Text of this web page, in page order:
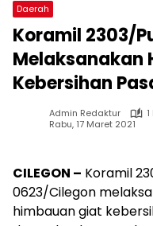
World,
Headlines,
News
Today
Daerah
Koramil 2303/
Melaksanakan
Kebersihan
Admin Redaktur
Rabu, 17 Maret 2021
CILEGON – Koramil
0623/Cilegon
himbauan giat